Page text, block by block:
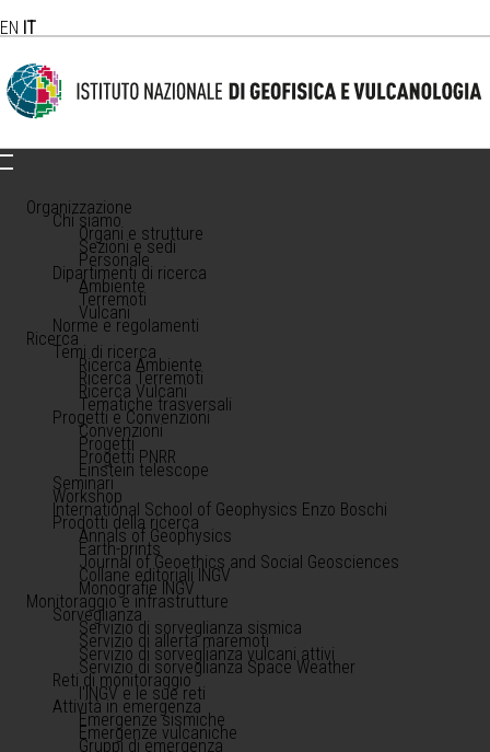
EN IT
Organizzazione
Chi siamo
Organi e strutture
Sezioni e sedi
Personale
Dipartimenti di ricerca
Ambiente
Terremoti
Vulcani
Norme e regolamenti
Ricerca
Temi di ricerca
Ricerca Ambiente
Ricerca Terremoti
Ricerca Vulcani
Tematiche trasversali
Progetti e Convenzioni
Convenzioni
Progetti
Progetti PNRR
Einstein telescope
Seminari
Workshop
International School of Geophysics Enzo Boschi
Prodotti della ricerca
Annals of Geophysics
Earth-prints
Journal of Geoethics and Social Geosciences
Collane editoriali INGV
Monografie INGV
Monitoraggio e infrastrutture
Sorveglianza
Servizio di sorveglianza sismica
Servizio di allerta maremoti
Servizio di sorveglianza vulcani attivi
Servizio di sorveglianza Space Weather
Reti di monitoraggio
l'INGV e le sue reti
Attività in emergenza
Emergenze sismiche
Emergenze vulcaniche
Gruppi di emergenza